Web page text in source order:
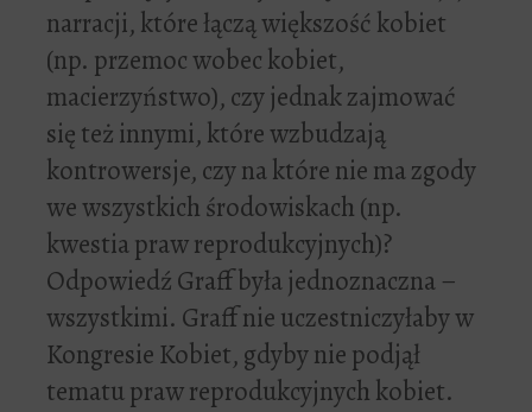
narracji, które łączą większość kobiet
(np. przemoc wobec kobiet,
macierzyństwo), czy jednak zajmować
się też innymi, które wzbudzają
kontrowersje, czy na które nie ma zgody
we wszystkich środowiskach (np.
kwestia praw reprodukcyjnych)?
Odpowiedź Graff była jednoznaczna –
wszystkimi. Graff nie uczestniczyłaby w
Kongresie Kobiet, gdyby nie podjął
tematu praw reprodukcyjnych kobiet.